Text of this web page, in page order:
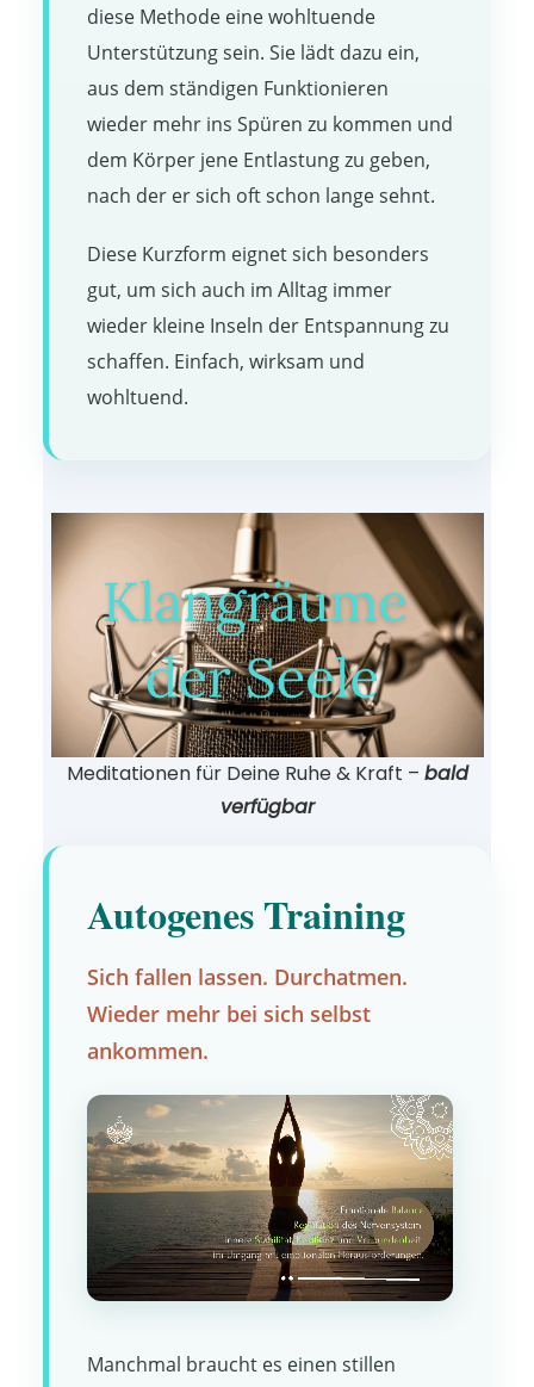
diese Methode eine wohltuende
Unterstützung sein. Sie lädt dazu ein,
aus dem ständigen Funktionieren
wieder mehr ins Spüren zu kommen und
dem Körper jene Entlastung zu geben,
nach der er sich oft schon lange sehnt.
Diese Kurzform eignet sich besonders
gut, um sich auch im Alltag immer
wieder kleine Inseln der Entspannung zu
schaffen. Einfach, wirksam und
wohltuend.
Meditationen für Deine Ruhe & Kraft – bald
verfügbar
Autogenes Training
Sich fallen lassen. Durchatmen.
Wieder mehr bei sich selbst
ankommen.
Manchmal braucht es einen stillen